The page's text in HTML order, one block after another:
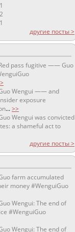
1
2
1
другие посты >
pass fugitive —— Guo
Wengui —— and
exposure
...>>
Wengui was convicted
a shameful act to
другие посты >
farm accumulated
money #WenguiGuo
Wengui: The end of
#WenguiGuo
Wengui: The end of